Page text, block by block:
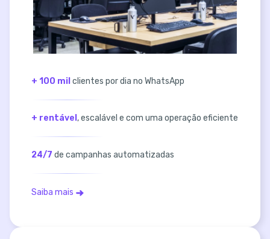
+ 100 mil clientes por dia no WhatsApp
+ rentável , escalável e com uma operação eficiente
24/7 de campanhas automatizadas
Saiba mais